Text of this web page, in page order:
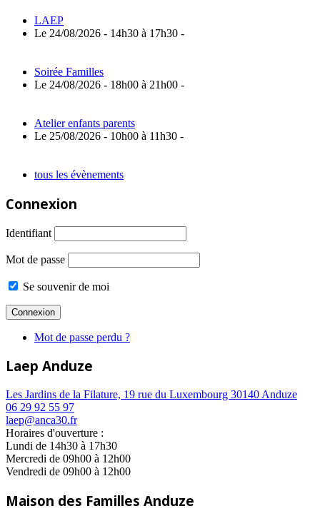
LAEP
Le 24/08/2026 - 14h30 à 17h30 -
Soirée Familles
Le 24/08/2026 - 18h00 à 21h00 -
Atelier enfants parents
Le 25/08/2026 - 10h00 à 11h30 -
tous les évènements
Connexion
Identifiant
Mot de passe
Se souvenir de moi
Mot de passe perdu ?
Laep Anduze
Les Jardins de la Filature, 19 rue du Luxembourg 30140 Anduze
06 29 92 55 97
laep@anca30.fr
Horaires d'ouverture :
Lundi de 14h30 à 17h30
Mercredi de 09h00 à 12h00
Vendredi de 09h00 à 12h00
Maison des Familles Anduze